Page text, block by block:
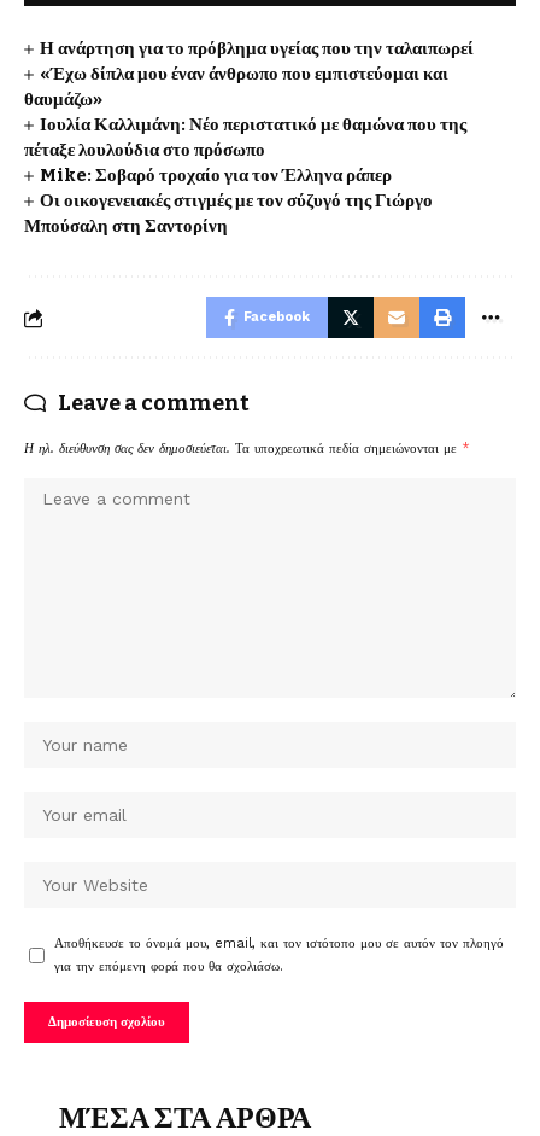
Η ανάρτηση για το πρόβλημα υγείας που την ταλαιπωρεί
«Έχω δίπλα μου έναν άνθρωπο που εμπιστεύομαι και
θαυμάζω»
Ιουλία Καλλιμάνη: Νέο περιστατικό με θαμώνα που της
πέταξε λουλούδια στο πρόσωπο
Mike: Σοβαρό τροχαίο για τον Έλληνα ράπερ
Οι οικογενειακές στιγμές με τον σύζυγό της Γιώργο
Μπούσαλη στη Σαντορίνη
Facebook
Leave a comment
Η ηλ. διεύθυνση σας δεν δημοσιεύεται. Τα υποχρεωτικά πεδία σημειώνονται με *
Αποθήκευσε το όνομά μου, email, και τον ιστότοπο μου σε αυτόν τον πλοηγό
για την επόμενη φορά που θα σχολιάσω.
ΜΈΣΑ ΣΤΑ ΑΡΘΡΑ